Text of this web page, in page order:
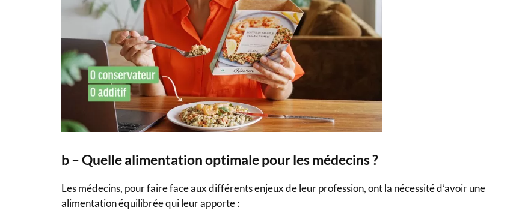
b – Quelle alimentation optimale pour les médecins ?
Les médecins, pour faire face aux différents enjeux de leur profession, ont la nécessité d’avoir une
alimentation équilibrée qui leur apporte :